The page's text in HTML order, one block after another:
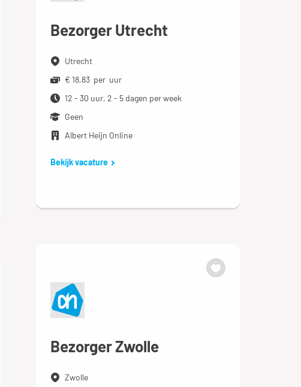
Bezorger Utrecht
Utrecht
€ 18,83 per uur
12 - 30 uur, 2 - 5 dagen per week
Geen
Albert Heijn Online
Bekijk vacature
Bezorger Zwolle
Zwolle